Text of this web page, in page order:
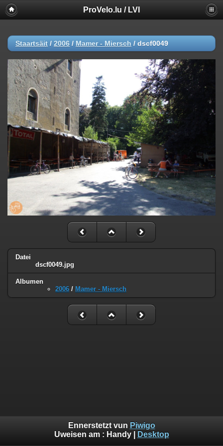
ProVelo.lu / LVI
Staartsäit / 2006 / Mamer - Miersch / dscf0049
Datei
dscf0049.jpg
Albumen
2006 / Mamer - Miersch
Ennerstetzt vun Piwigo
Uweisen am : Handy| Desktop